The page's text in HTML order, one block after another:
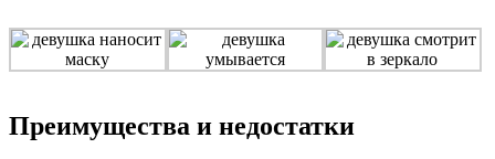
Преимущества и недостатки